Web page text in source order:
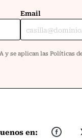
en: